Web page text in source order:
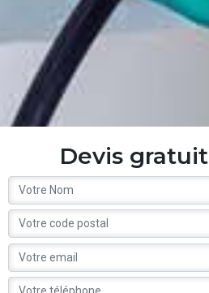
Devis gratuit